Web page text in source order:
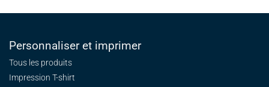
Personnaliser et imprimer
Tous les produits
Impression T-shirt